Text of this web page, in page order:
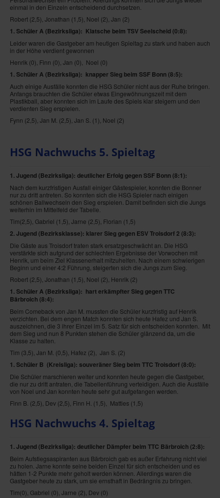
einmal in den Einzeln entscheidend durchsetzen.
Robert (2,5), Jonathan (1,5), Noel (2), Jan (2)
1. Schüler A (Bezirksliga): Klatsche beim TSV Seelscheid(0:8):
Leider waren die Gastgeber am heutigen Spieltag zu stark und haben auch
in der Höhe verdient gewonnen
Henrik (0), Finn (0), Jan (0), Noel (0)
1. Schüler A (Bezirksliga): knapper Sieg beim SSF Bonn(8:5):
Auch einige Ausfälle konnten die HSG Schüler nicht aus der Ruhe bringen.
Anfangs brauchten die Schüler etwas Eingewöhnungszeit mit dem
Plastikball, aber konnten sich im Laufe des Spiels klar steigern und den
verdienten Sieg erspielen.
Fynn (2,5), Jan M. (2,5), Jan S. (1), Noel (2)
HSG Nachwuchs 5. Spieltag
1. Jugend (Bezirksliga): deutlicher Erfolg gegen SSF Bonn(8:1):
Nach dem kurzfristigen Ausfall einiger Gästespieler, konnten die Bonner
nur zu dritt antreten. So konnten sich die HSG Spieler nach einigen
schönen Ballwechseln den Sieg erspielen. Damit befinden sich die Jungs
weiterhin im Mittelfeld der Tabelle.
Tim(2,5), Gabriel (1,5), Jarne (2,5), Florian (1,5)
2. Jugend (Bezirksklasse): klarer Sieg gegen ESV Troisdorf 2 (8:3):
Die Gäste aus Troisdorf traten stark ersatzgeschwächt an. Die HSG
verstärkte sich aufgrund der schlechten Ergebnisse der Vorwochen mit
Henrik, um beim Ziel Klassenerhalt mitzuhelfen. Nach einem schwierigen
Beginn und einer 4:2 Führung, steigerten sich die Jungs zum Sieg.
Robert (2,5), Jonathan (1,5), Noel (2), Henrik (2)
1. Schüler A (Bezirksliga): hart erkämpfter Sieg gegen TTC
Bärbroich(8:4):
Beim Comeback von Jan M. mussten die Schüler kurzfristig auf Henrik
verzichten. Bei dem engen Match konnten sich heute Hafez und Jan S.
auszeichnen, die 3 ihrer Einzel im 5. Satz für sich entscheiden konnten. Mit
dem Sieg und nun 8 Punkten stehen die Schüler glänzend da, um die
Klasse zu halten.
Tim (3,5), Jan M. (0,5), Hafez (2), Jan S. (2)
1. Schüler B (Kreisliga): souveräner Sieg beim TTC Troisdorf(8:0):
Die Schüler marschieren weiter und konnten heute gegen die Gastgeber,
die nur zu dritt antraten, die Tabellenführung verteidigen. Auch die Ausfälle
von Noel und Jan konnten heute sehr gut aufgefangen werden.
Finn B. (2,5), Dev (2,5), Finn H. (1,5), Matties (1,5)
HSG Nachwuchs 4. Spieltag
1. Jugend (Bezirksliga): deutlicher Dämpfer beim TTC Bärbroich(2:8):
Beim Aufstiegsaspiranten aus Bärbroich gab es außer Erfahrung nicht viel
zu holen. Jarne konnte seine beiden Einzel für sich entscheiden und es
hätten 1-2 Punkte mehr geholt werden können. Allerdings waren die
Gastgeber heute zu stark, um sie ernsthaft in Bedrängnis zu bringen.
Tim(0), Gabriel (0), Jarne (2), Dev (0)